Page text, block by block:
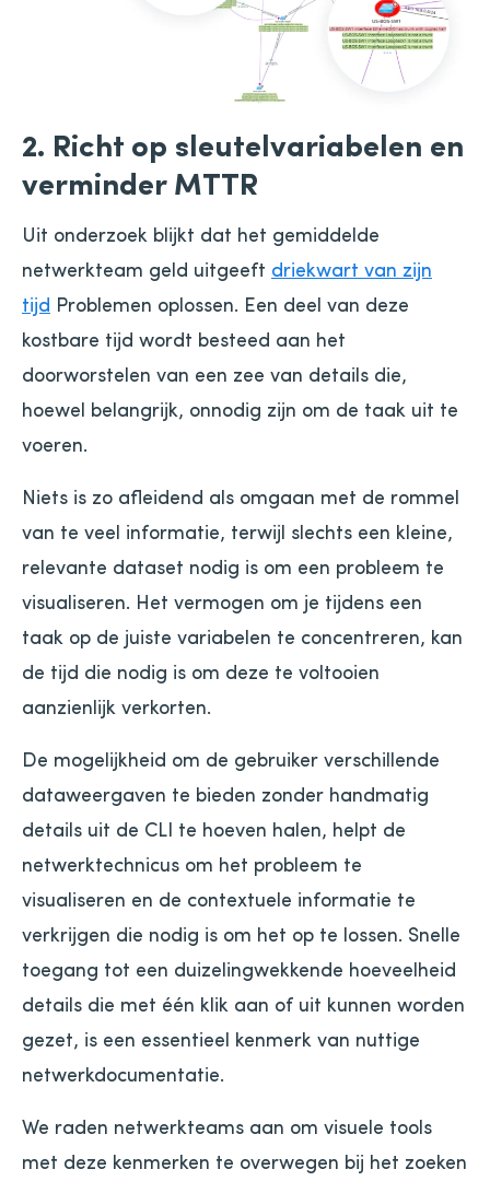
2. Richt op sleutelvariabelen en
verminder MTTR
Uit onderzoek blijkt dat het gemiddelde
netwerkteam geld uitgeeft driekwart van zijn
tijd Problemen oplossen. Een deel van deze
kostbare tijd wordt besteed aan het
doorworstelen van een zee van details die,
hoewel belangrijk, onnodig zijn om de taak uit te
voeren.
Niets is zo afleidend als omgaan met de rommel
van te veel informatie, terwijl slechts een kleine,
relevante dataset nodig is om een ​​probleem te
visualiseren. Het vermogen om je tijdens een
taak op de juiste variabelen te concentreren, kan
de tijd die nodig is om deze te voltooien
aanzienlijk verkorten.
De mogelijkheid om de gebruiker verschillende
dataweergaven te bieden zonder handmatig
details uit de CLI te hoeven halen, helpt de
netwerktechnicus om het probleem te
visualiseren en de contextuele informatie te
verkrijgen die nodig is om het op te lossen. Snelle
toegang tot een duizelingwekkende hoeveelheid
details die met één klik aan of uit kunnen worden
gezet, is een essentieel kenmerk van nuttige
netwerkdocumentatie.
We raden netwerkteams aan om visuele tools
met deze kenmerken te overwegen bij het zoeken